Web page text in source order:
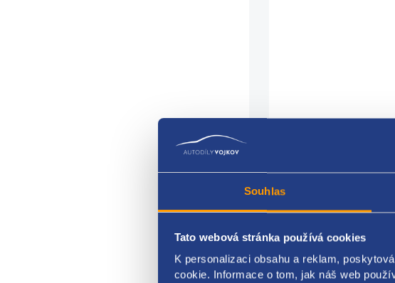
Souhlas
Tato webová stránka používá cookies
K personalizaci obsahu a reklam,
cookie. Informace o tom, jak náš web
přístrojový štít Renault
originální číslo